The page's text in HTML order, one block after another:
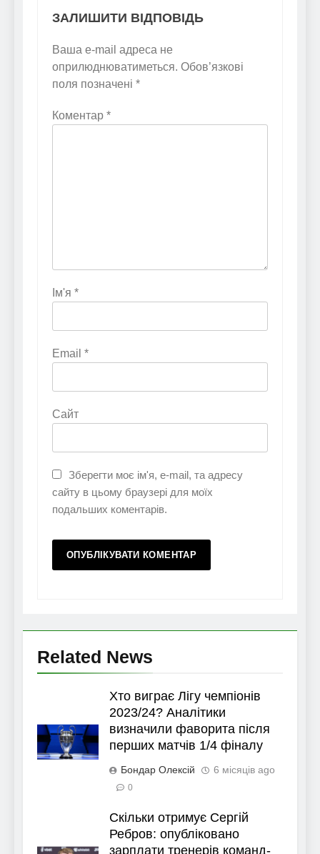
ЗАЛИШИТИ ВІДПОВІДЬ
Ваша e-mail адреса не
оприлюднюватиметься. Обов’язкові
поля позначені *
Коментар *
Ім'я *
Email *
Сайт
Зберегти моє ім'я, e-mail, та адресу
сайту в цьому браузері для моїх
подальших коментарів.
Related News
Хто виграє Лігу чемпіонів
2023/24? Аналітики
визначили фаворита після
перших матчів 1/4 фіналу
Бондар Олексій 6 місяців ago
0
Скільки отримує Сергій
Ребров: опубліковано
зарплати тренерів команд-